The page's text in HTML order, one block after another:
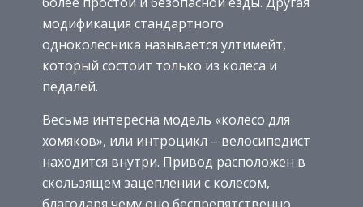
модификация стандартного
одноколесника называется ултимейт,
который состоит только из колеса и
педалей.
Весьма интересна модель «колесо для
хомяков», или интроцикл – велосипедист
находится внутри. Привод расположен в
скользящем зацеплении с колесом,